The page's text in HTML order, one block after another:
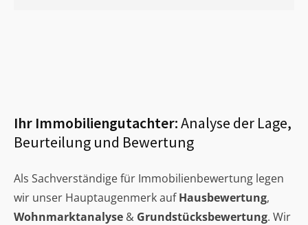
Ihr Immobiliengutachter:Analyse der Lage,
Beurteilung und Bewertung
Als Sachverständige für Immobilienbewertung legen
wir unser Hauptaugenmerk aufHausbewertung,
Wohnmarktanalyse & Grundstücksbewertung. Wir